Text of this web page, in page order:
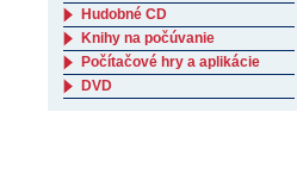
Hudobné CD
Knihy na počúvanie
Počítačové hry a aplikácie
DVD